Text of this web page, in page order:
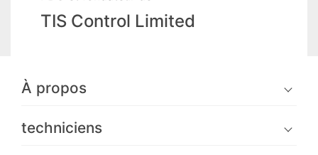
TIS Control Limited
À propos
techniciens